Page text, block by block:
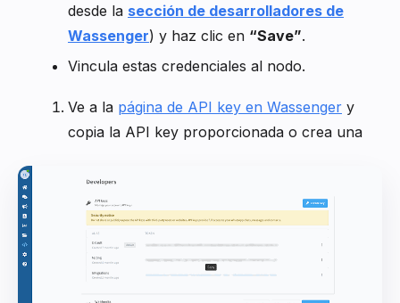
desde la sección de desarrolladores de
Wassenger) y haz clic en “Save”.
Vincula estas credenciales al nodo.
Ve a la página de API key en Wassenger y
copia la API key proporcionada o crea una